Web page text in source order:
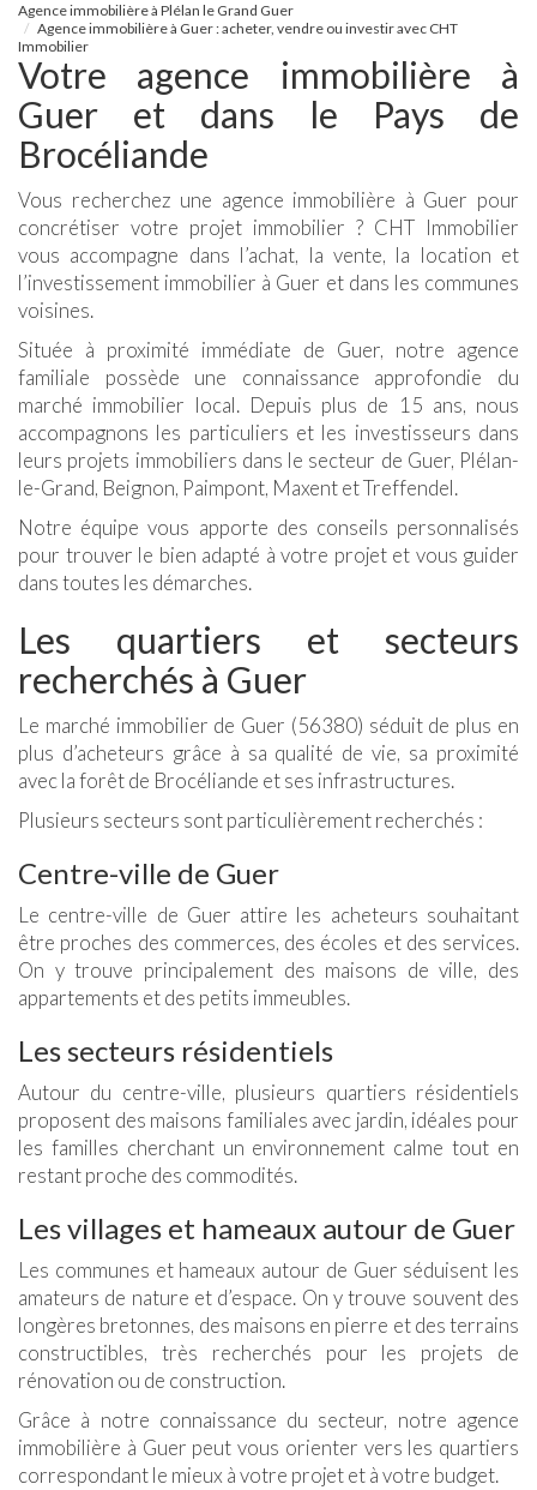
Agence immobilière à Plélan le Grand Guer
Agence immobilière à Guer : acheter, vendre ou investir avec CHT
Immobilier
Votre agence immobilière à
Guer et dans le Pays de
Brocéliande
Vous recherchez une agence immobilière à Guer pour
concrétiser votre projet immobilier ? CHT Immobilier
vous accompagne dans l’achat, la vente, la location et
l’investissement immobilier à Guer et dans les communes
voisines.
Située à proximité immédiate de Guer, notre agence
familiale possède une connaissance approfondie du
marché immobilier local. Depuis plus de 15 ans, nous
accompagnons les particuliers et les investisseurs dans
leurs projets immobiliers dans le secteur de Guer, Plélan-
le-Grand, Beignon, Paimpont, Maxent et Treffendel.
Notre équipe vous apporte des conseils personnalisés
pour trouver le bien adapté à votre projet et vous guider
dans toutes les démarches.
Les quartiers et secteurs
recherchés à Guer
Le marché immobilier de Guer (56380) séduit de plus en
plus d’acheteurs grâce à sa qualité de vie, sa proximité
avec la forêt de Brocéliande et ses infrastructures.
Plusieurs secteurs sont particulièrement recherchés :
Centre-ville de Guer
Le centre-ville de Guer attire les acheteurs souhaitant
être proches des commerces, des écoles et des services.
On y trouve principalement des maisons de ville, des
appartements et des petits immeubles.
Les secteurs résidentiels
Autour du centre-ville, plusieurs quartiers résidentiels
proposent des maisons familiales avec jardin, idéales pour
les familles cherchant un environnement calme tout en
restant proche des commodités.
Les villages et hameaux autour de Guer
Les communes et hameaux autour de Guer séduisent les
amateurs de nature et d’espace. On y trouve souvent des
longères bretonnes, des maisons en pierre et des terrains
constructibles, très recherchés pour les projets de
rénovation ou de construction.
Grâce à notre connaissance du secteur, notre agence
immobilière à Guer peut vous orienter vers les quartiers
correspondant le mieux à votre projet et à votre budget.